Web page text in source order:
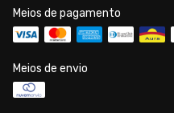
Meios de pagamento
Meios de envio